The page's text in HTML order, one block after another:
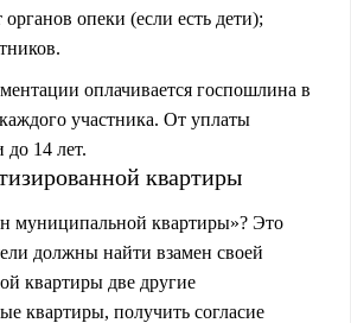
опеки (если есть дети);
оплачивается госпошлина в
участника. От уплаты
до 14 лет.
квартиры
муниципальной квартиры»? Это
должны найти взамен своей
квартиры две другие
квартиры, получить согласие